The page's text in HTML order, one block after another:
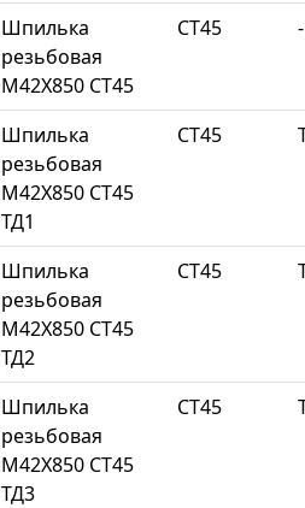
Шпилька
резьбовая
М42Х850 СТ45
СТ45 -
Шпилька
резьбовая
М42Х850 СТ45
ТД1
СТ45
Шпилька
резьбовая
М42Х850 СТ45
ТД2
СТ45
Шпилька
резьбовая
М42Х850 СТ45
ТД3
СТ45